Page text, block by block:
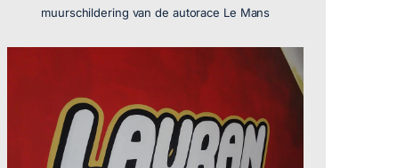
muurschildering van de autorace Le Mans